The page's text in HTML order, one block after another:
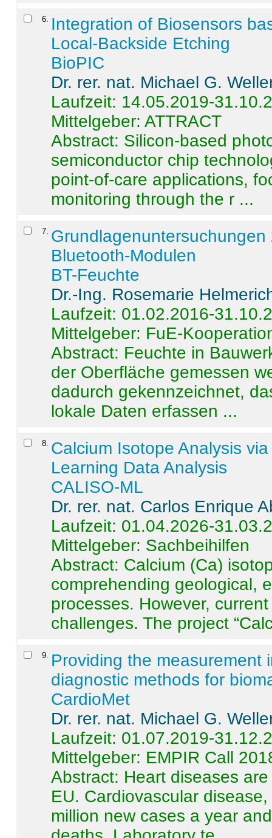
6
Integration of Biosensors
Local-Backside Etching
BioPIC
Dr. rer. nat. Michael G.
Laufzeit: 14.05.2019-
Mittelgeber: ATTRACT
Abstract: Silicon-based
semiconductor chip
point-of-care applications,
monitoring through the r ...
7
Bluetooth-Modulen
BT-Feuchte
Dr.-Ing. Rosemarie
Laufzeit: 01.02.2016-
Mittelgeber: FuE-
Abstract: Feuchte in
der Oberfläche gemessen
dadurch gekennzeichnet,
lokale Daten erfassen ...
8 Calcium Isotope Analysis
Learning Data Analysis
CALISO-ML
Dr. rer. nat. Carlos Enrique
Laufzeit: 01.04.2026-
Mittelgeber: Sachbeihilfen
Abstract: Calcium (Ca)
comprehending geological,
processes. However,
challenges. The project
9
Providing the measurement
diagnostic methods for
CardioMet
Dr. rer. nat. Michael G.
Laufzeit: 01.07.2019-
Mittelgeber: EMPIR Call
Abstract: Heart diseases
EU. Cardiovascular
million new cases a year